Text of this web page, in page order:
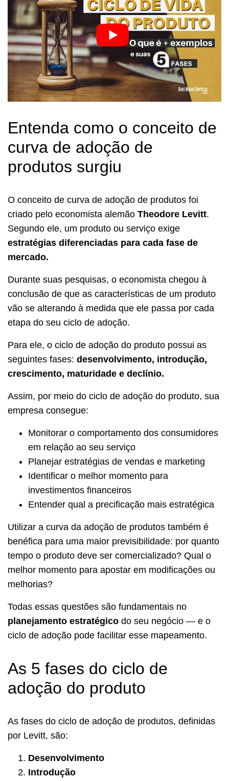
Entenda como o conceito de
curva de adoção de
produtos surgiu
O conceito de curva de adoção de produtos foi
criado pelo economista alemão Theodore Levitt.
Segundo ele, um produto ou serviço exige
estratégias diferenciadas para cada fase de
mercado.
Durante suas pesquisas, o economista chegou à
conclusão de que as características de um produto
vão se alterando à medida que ele passa por cada
etapa do seu ciclo de adoção.
Para ele, o ciclo de adoção do produto possui as
seguintes fases: desenvolvimento, introdução,
crescimento, maturidade e declínio.
Assim, por meio do ciclo de adoção do produto, sua
empresa consegue:
Monitorar o comportamento dos consumidores
em relação ao seu serviço
Planejar estratégias de vendas e marketing
Identificar o melhor momento para
investimentos financeiros
Entender qual a precificação mais estratégica
Utilizar a curva da adoção de produtos também é
benéfica para uma maior previsibilidade: por quanto
tempo o produto deve ser comercializado? Qual o
melhor momento para apostar em modificações ou
melhorias?
Todas essas questões são fundamentais no
planejamento estratégico do seu negócio — e o
ciclo de adoção pode facilitar esse mapeamento.
As 5 fases do ciclo de
adoção do produto
As fases do ciclo de adoção de produtos, definidas
por Levitt, são:
Desenvolvimento
Introdução